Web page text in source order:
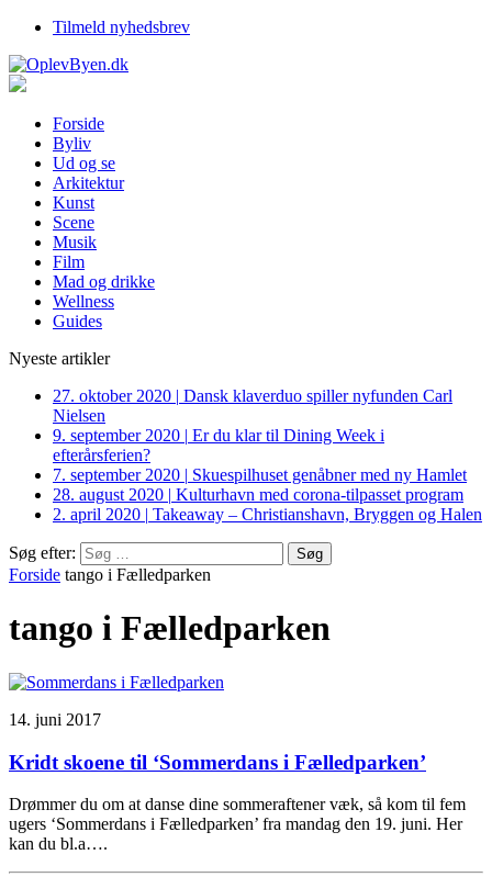
Tilmeld nyhedsbrev
Forside
Byliv
Ud og se
Arkitektur
Kunst
Scene
Musik
Film
Mad og drikke
Wellness
Guides
Nyeste artikler
27. oktober 2020 | Dansk klaverduo spiller nyfunden Carl
Nielsen
9. september 2020 | Er du klar til Dining Week i
efterårsferien?
7. september 2020 | Skuespilhuset genåbner med ny Hamlet
28. august 2020 | Kulturhavn med corona-tilpasset program
2. april 2020 | Takeaway – Christianshavn, Bryggen og Halen
Søg efter:
Forside tango i Fælledparken
tango i Fælledparken
14. juni 2017
Kridt skoene til ‘Sommerdans i Fælledparken’
Drømmer du om at danse dine sommeraftener væk, så kom til fem
ugers ‘Sommerdans i Fælledparken’ fra mandag den 19. juni. Her
kan du bl.a….